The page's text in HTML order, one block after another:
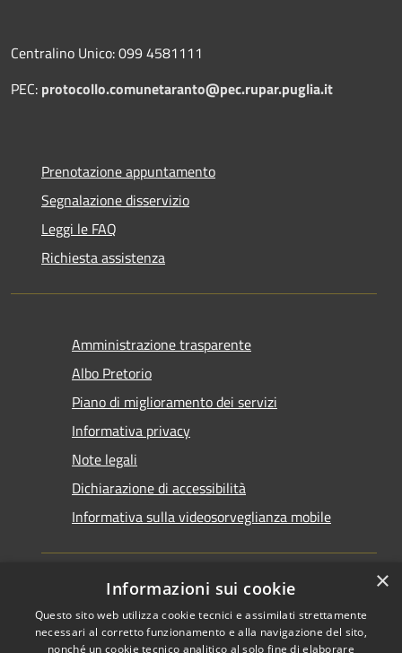
Centralino Unico: 099 4581111
PEC: protocollo.comunetaranto@pec.rupar.puglia.it
Prenotazione appuntamento
Segnalazione disservizio
Leggi le FAQ
Richiesta assistenza
Amministrazione trasparente
Albo Pretorio
Piano di miglioramento dei servizi
Informativa privacy
Note legali
Dichiarazione di accessibilità
Informativa sulla videosorveglianza mobile
RSS
Copyright © 2026 • Comune di
×
Informazioni sui cookie
Questo sito web utilizza cookie tecnici e assimilati strettamente
necessari al corretto funzionamento e alla navigazione del sito,
nonché un cookie tecnico analitico al solo fine di elaborare